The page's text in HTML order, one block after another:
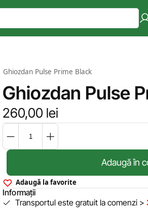
Ghiozdan Pulse Prime Black
Ghiozdan Pulse
260,00 lei
Adaugă în
Adaugă la favorite
Informații
Transportul este gratuit la comenzi >